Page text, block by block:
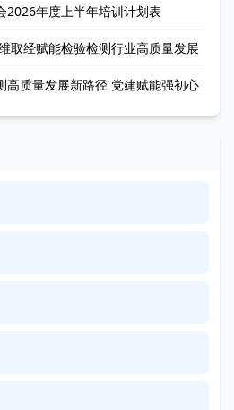
2026年度上半年培训计划表
取经赋能检验检测行业高质量发展
高质量发展新路径 党建赋能强初心